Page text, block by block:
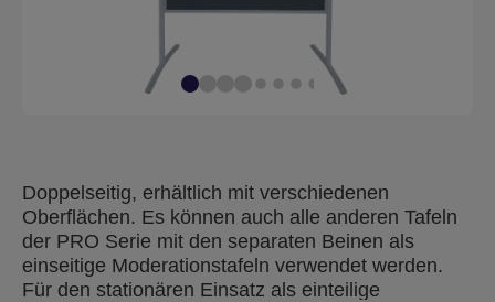
Doppelseitig, erhältlich mit verschiedenen
Oberflächen. Es können auch alle anderen Tafeln
der PRO Serie mit den separaten Beinen als
einseitige Moderationstafeln verwendet werden.
Für den stationären Einsatz als einteilige